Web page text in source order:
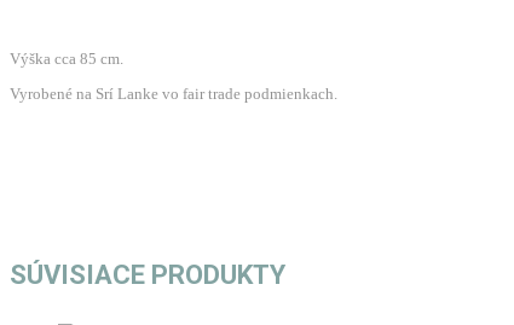
Výška cca 85 cm.
Vyrobené na Srí Lanke vo fair trade podmienkach.
SÚVISIACE PRODUKTY